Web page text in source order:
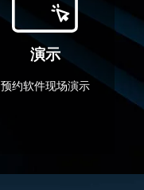
演示
预约软件现场演示